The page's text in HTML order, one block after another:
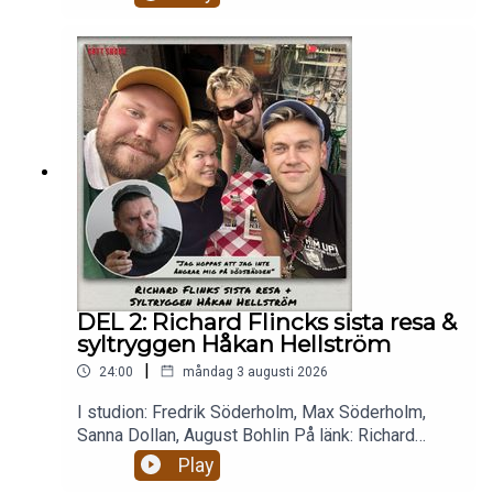
DEL 2: Richard Flincks sista resa &
syltryggen Håkan Hellström
24:00 | måndag 3 augusti 2026
I studion: Fredrik Söderholm, Max Söderholm,
Sanna Dollan, August Bohlin På länk: Richard
Flinck. Micke 💉 Richard Flink berättar om
dödsfonden och planen att avsluta sitt liv i landet
Play